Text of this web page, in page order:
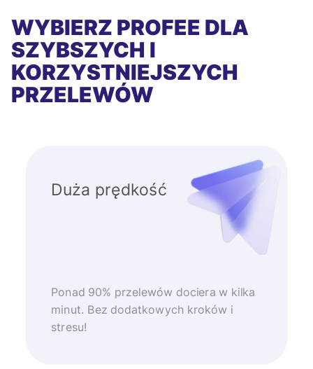
WYBIERZ PROFEE DLA
SZYBSZYCH I
KORZYSTNIEJSZYCH
PRZELEWÓW
Duża prędkość
Ponad 90% przelewów dociera w kilka
minut. Bez dodatkowych kroków i
stresu!